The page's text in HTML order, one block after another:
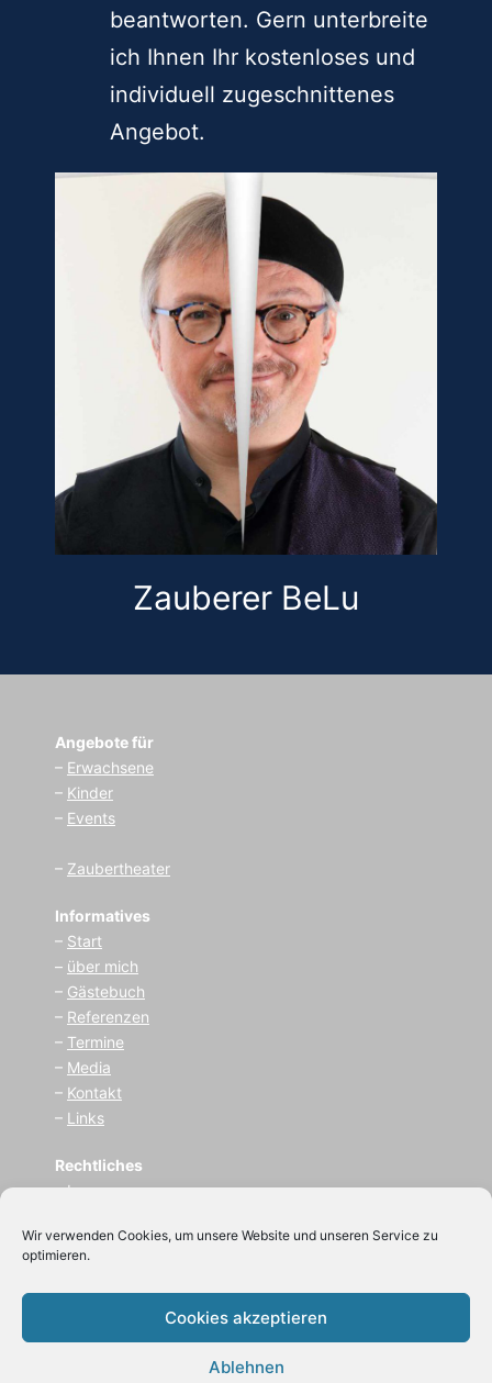
Wir verwenden Cookies, um unsere Website und unseren Service zu
optimieren.
Cookies akzeptieren
Ablehnen
beantworten. Gern unterbreite
ich Ihnen Ihr kostenloses und
individuell zugeschnittenes
Angebot.
Zauberer BeLu
Angebote für
– Erwachsene
– Kinder
– Events
– Zaubertheater
Informatives
– Start
– über mich
– Gästebuch
– Referenzen
– Termine
– Media
– Kontakt
– Links
Rechtliches
–Impressum
(C) 2021
Zauberer BeLu
(Bernhard Luksch)